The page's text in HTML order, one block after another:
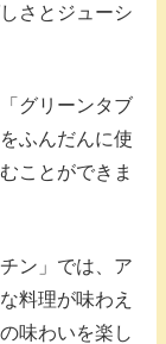
さとジューシ
グリーンタブ
ふんだんに使
ことができま
ン」では、ア
料理が味わえ
味わいを楽し